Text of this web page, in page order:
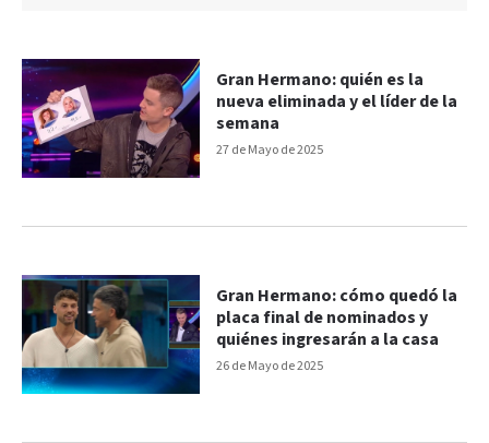
27 de Mayo de 2025
Gran Hermano: quién es la
nueva eliminada y el líder de la
semana
26 de Mayo de 2025
Gran Hermano: cómo quedó la
placa final de nominados y
quiénes ingresarán a la casa